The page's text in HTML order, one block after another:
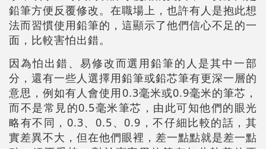
鉛筆方便反覆修改。在職場上，也許有人是抱此想
法而習慣使用鉛筆的，這顯示了他們信心不足的一
面，比較害怕出錯。
因為怕出錯、易修改而選用鉛筆的人是其中一部
分，還有一些人選擇用鉛筆或鉛芯筆有更深一層的
意思，例如有人會使用0.3毫米或0.9毫米的筆芯，
而不是常見的0.5毫米筆芯，由此可知他們的眼光
略有不同，0.3、0.5、0.9，不仔細比較的話，其
實差異不大，但在他們眼裡，差一點點就是差一點